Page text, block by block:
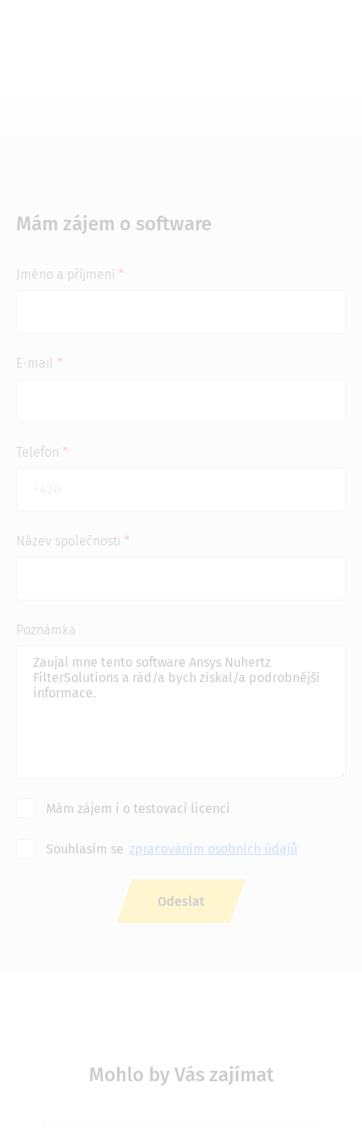
Mám zájem o software
Jméno a příjmení
E-mail
Telefon
Název společnosti
Poznámka
Mám zájem i o testovací licenci
Souhlasím se zpracováním osobních údajů
Mohlo by Vás zajímat